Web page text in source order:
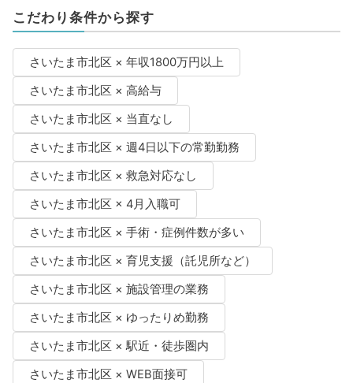
こだわり条件から探す
さいたま市北区 × 年収1800万円以上
さいたま市北区 × 高給与
さいたま市北区 × 当直なし
さいたま市北区 × 週4日以下の常勤勤務
さいたま市北区 × 救急対応なし
さいたま市北区 × 4月入職可
さいたま市北区 × 手術・症例件数が多い
さいたま市北区 × 育児支援（託児所など）
さいたま市北区 × 施設管理の業務
さいたま市北区 × ゆったりめ勤務
さいたま市北区 × 駅近・徒歩圏内
さいたま市北区 × WEB面接可